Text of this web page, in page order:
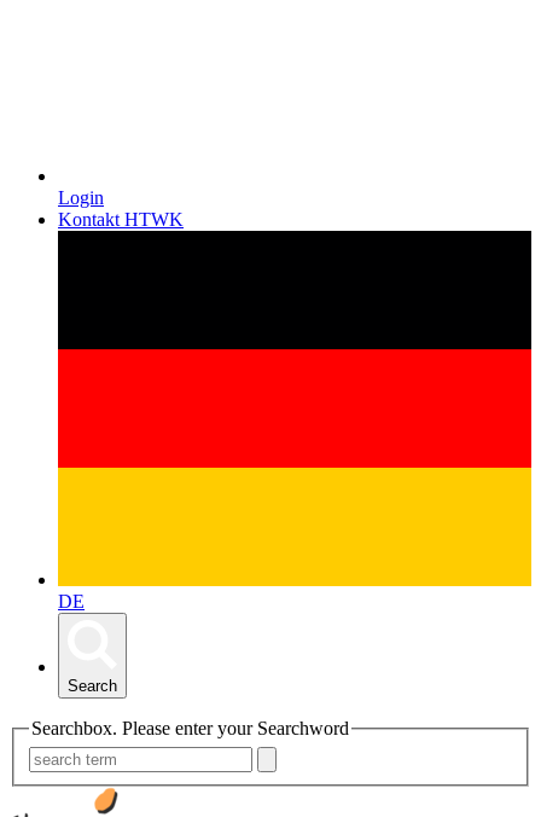
Login
Kontakt HTWK
DE
Search
Searchbox. Please enter your Searchword